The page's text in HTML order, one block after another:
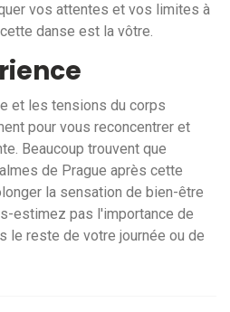
vos attentes et vos limites à
danse est la vôtre.
et les tensions du corps
pour vous reconcentrer et
Beaucoup trouvent que
de Prague après cette
la sensation de bien-être
estimez pas l'importance de
le reste de votre journée ou de